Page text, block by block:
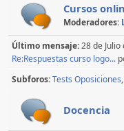
Cursos
Moderadores:
Último mensaje:28 de Julio
Re:Respuestas curso logo...
Subforos Tests Oposiciones
Docencia